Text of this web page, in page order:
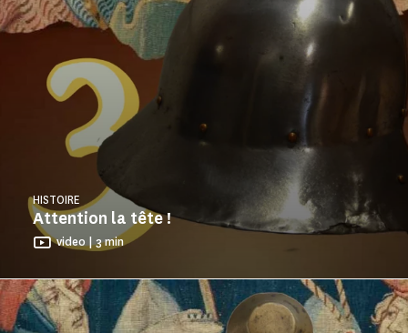
Attention la tête !
HISTOIRE
video | 3 min